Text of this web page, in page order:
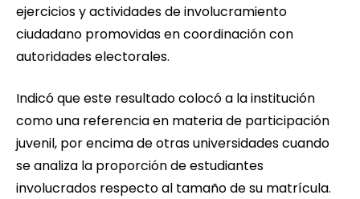
ejercicios y actividades de involucramiento
ciudadano promovidas en coordinación con
autoridades electorales.
Indicó que este resultado colocó a la institución
como una referencia en materia de participación
juvenil, por encima de otras universidades cuando
se analiza la proporción de estudiantes
involucrados respecto al tamaño de su matrícula.